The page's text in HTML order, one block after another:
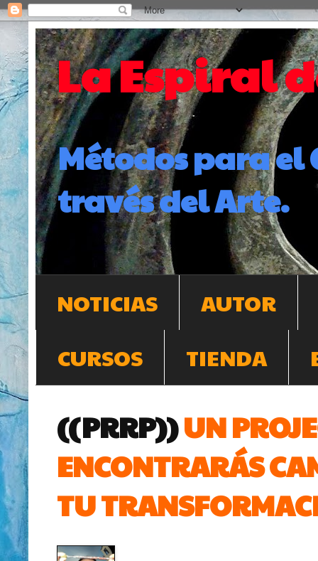
La Espiral
Métodos para el
través del Arte.
NOTICIAS
AUTOR
CURSOS
TIENDA
((PRRP))UN
ENCONTRARÁS
TU